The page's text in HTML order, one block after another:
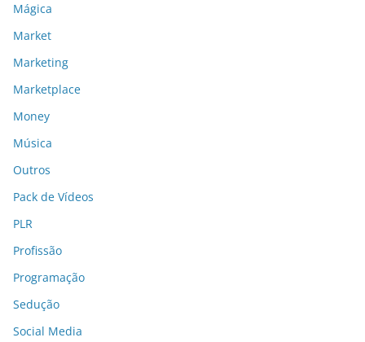
Mágica
Market
Marketing
Marketplace
Money
Música
Outros
Pack de Vídeos
PLR
Profissão
Programação
Sedução
Social Media